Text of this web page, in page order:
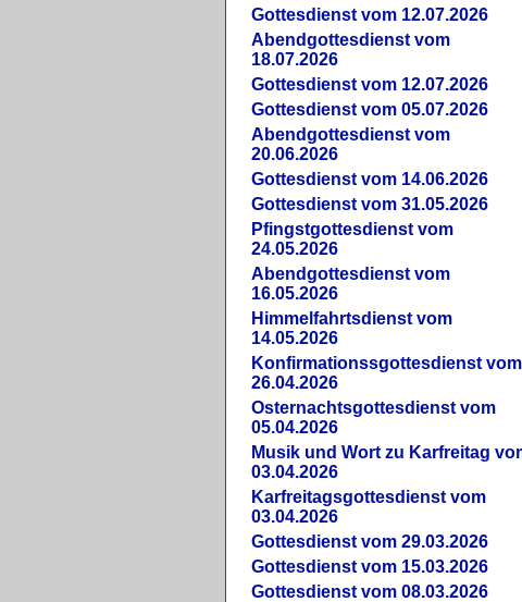
Gottesdienst vom 12.07.2026
Abendgottesdienst vom
18.07.2026
Gottesdienst vom 12.07.2026
Gottesdienst vom 05.07.2026
Abendgottesdienst vom
20.06.2026
Gottesdienst vom 14.06.2026
Gottesdienst vom 31.05.2026
Pfingstgottesdienst vom
24.05.2026
Abendgottesdienst vom
16.05.2026
Himmelfahrtsdienst vom
14.05.2026
Konfirmationssgottesdienst vom
26.04.2026
Osternachtsgottesdienst vom
05.04.2026
Musik und Wort zu Karfreitag
03.04.2026
Karfreitagsgottesdienst vom
03.04.2026
Gottesdienst vom 29.03.2026
Gottesdienst vom 15.03.2026
Gottesdienst vom 08.03.2026